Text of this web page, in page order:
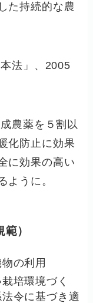
た持続的な農
法」、2005
農薬を５割以
化防止に効果
に効果の高い
ように。
）
の利用
培環境づく
令に基づき適